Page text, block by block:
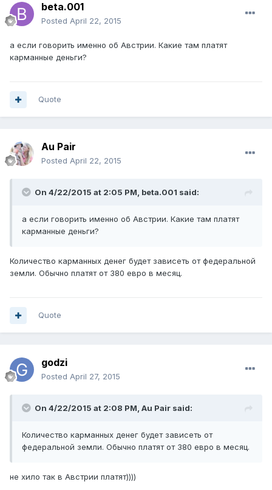
beta.001
Posted April 22, 2015
а если говорить именно об Австрии. Какие там платят
карманные деньги?
Quote
Au Pair
Posted April 22, 2015
On 4/22/2015 at 2:05 PM, beta.001 said:
а если говорить именно об Австрии. Какие там платят
карманные деньги?
Количество карманных денег будет зависеть от федеральной
земли. Обычно платят от 380 евро в месяц.
Quote
godzi
Posted April 27, 2015
On 4/22/2015 at 2:08 PM, Au Pair said:
Количество карманных денег будет зависеть от
федеральной земли. Обычно платят от 380 евро в месяц.
не хило так в Австрии платят))))